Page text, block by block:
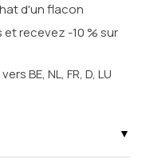
d'un flacon
recevez -10 % sur
BE, NL, FR, D, LU